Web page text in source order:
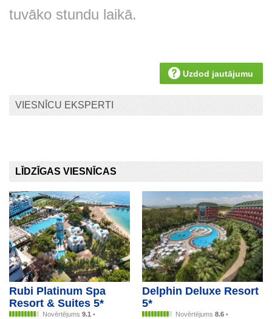
tuvāko stundu laikā.
Uzdod jautājumu
VIESNĪCU EKSPERTI
LĪDZĪGAS VIESNĪCAS
Rubi Platinum Spa
Resort & Suites 5*
Novērtējums 9.1 •
Delphin Deluxe Resort
5*
Novērtējums 8.6 •